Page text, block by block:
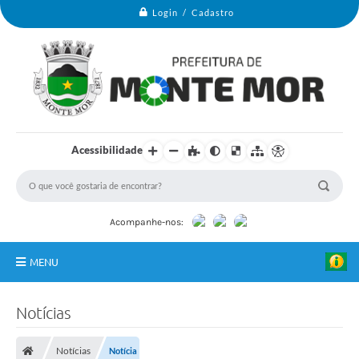
Login / Cadastro
Acessibilidade
Acompanhe-nos:
MENU
Notícias
Notícias Notícia